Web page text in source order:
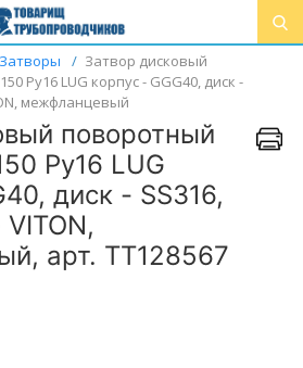
Затворы / Затвор дисковый
Ру16 LUG корпус - GGG40, диск -
межфланцевый
поворотный
Ру16 LUG
диск - SS316,
арт. ТТ128567